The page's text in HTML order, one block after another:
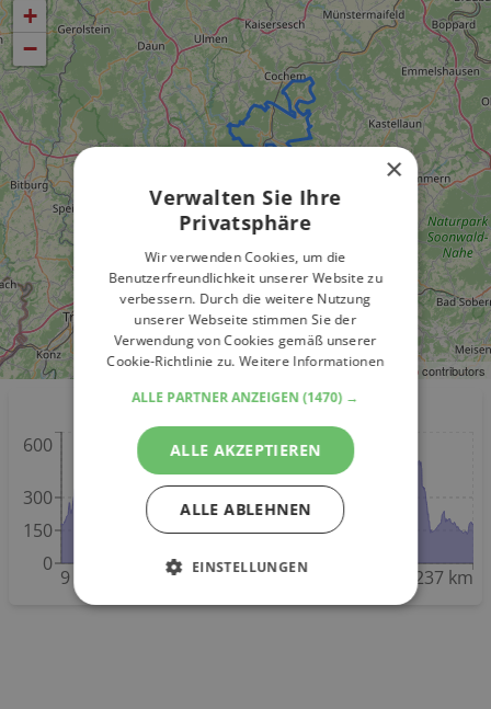
+
−
Leaflet| ©OpenStreetMapcontributors
Höhenmeter
9 km 74 km 106 km 146 km 237 km
0
150
300
600
×
Verwalten Sie Ihre
Privatsphäre
Wir verwenden Cookies, um die
Benutzerfreundlichkeit unserer Website zu
verbessern. Durch die weitere Nutzung
unserer Webseite stimmen Sie der
Verwendung von Cookies gemäß unserer
Cookie-Richtlinie zu.Weitere Informationen
ALLE PARTNER ANZEIGEN(1470) →
ALLE AKZEPTIEREN
ALLE ABLEHNEN
EINSTELLUNGEN